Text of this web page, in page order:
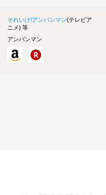
それいけ!アンパンマン(テレビア
ニメ) 等
アンパンマン